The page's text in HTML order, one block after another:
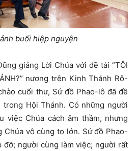
buổi hiệp nguyện
giảng Lời Chúa với đề tài “TÔI
nương trên Kinh Thánh Rô-
cuối thư, Sứ đồ Phao-lô đã đề
Hội Thánh. Có những người
việc Chúa cách âm thầm, nhưng
Chúa vô cùng to lớn. Sứ đồ Phao-
đỡ; người cùng làm việc; người rất